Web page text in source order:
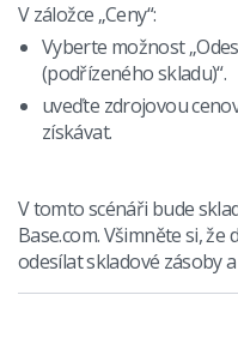
V záložce „Ceny“:
Vyberte možnost
(podřízeného skladu)“.
uveďte zdrojovou
získávat.
V tomto scénáři bude
Base.com. Všimněte si,
odesílat skladové zásoby a